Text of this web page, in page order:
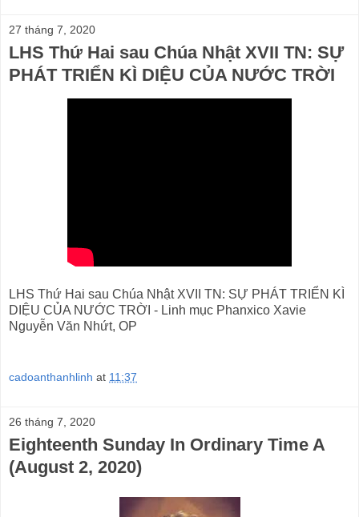
27 tháng 7, 2020
LHS Thứ Hai sau Chúa Nhật XVII TN: SỰ
PHÁT TRIỂN KÌ DIỆU CỦA NƯỚC TRỜI
LHS Thứ Hai sau Chúa Nhật XVII TN: SỰ PHÁT TRIỂN KÌ
DIỆU CỦA NƯỚC TRỜI - Linh mục Phanxico Xavie
Nguyễn Văn Nhứt, OP
cadoanthanhlinh at 11:37
26 tháng 7, 2020
Eighteenth Sunday In Ordinary Time A
(August 2, 2020)